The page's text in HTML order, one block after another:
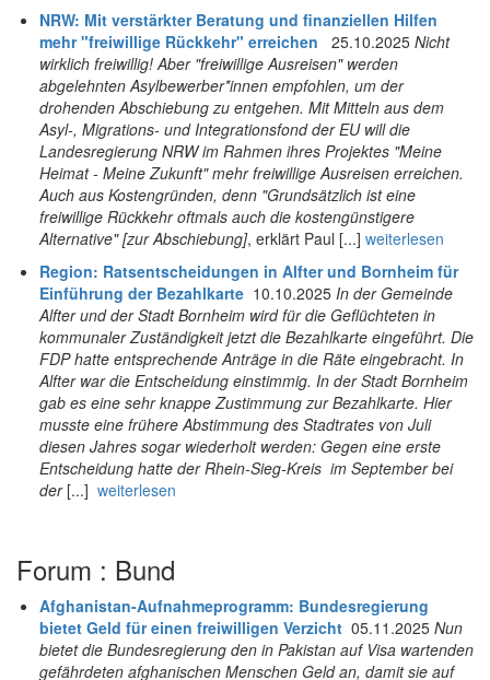
NRW: Mit verstärkter Beratung und finanziellen Hilfen
mehr "freiwillige Rückkehr" erreichen
25.10.2025 Nicht
wirklich freiwillig! Aber "freiwillige Ausreisen" werden
abgelehnten Asylbewerber*innen empfohlen, um der
drohenden Abschiebung zu entgehen. Mit Mitteln aus dem
Asyl-, Migrations- und Integrationsfond der EU will die
Landesregierung NRW im Rahmen ihres Projektes "Meine
Heimat - Meine Zukunft" mehr freiwillige Ausreisen erreichen.
Auch aus Kostengründen, denn "Grundsätzlich ist eine
freiwillige Rückkehr oftmals auch die kostengünstigere
Alternative" [zur Abschiebung], erklärt Paul [...] weiterlesen
Region: Ratsentscheidungen in Alfter und Bornheim für
Einführung der Bezahlkarte 10.10.2025 In der Gemeinde
Alfter und der Stadt Bornheim wird für die Geflüchteten in
kommunaler Zuständigkeit jetzt die Bezahlkarte eingeführt. Die
FDP hatte entsprechende Anträge in die Räte eingebracht. In
Alfter war die Entscheidung einstimmig. In der Stadt Bornheim
gab es eine sehr knappe Zustimmung zur Bezahlkarte. Hier
musste eine frühere Abstimmung des Stadtrates von Juli
diesen Jahres sogar wiederholt werden: Gegen eine erste
Entscheidung hatte der Rhein-Sieg-Kreis im September bei
der[...] weiterlesen
Forum : Bund
Afghanistan-Aufnahmeprogramm: Bundesregierung
bietet Geld für einen freiwilligen Verzicht 05.11.2025 Nun
bietet die Bundesregierung den in Pakistan auf Visa wartenden
gefährdeten afghanischen Menschen Geld an, damit sie auf